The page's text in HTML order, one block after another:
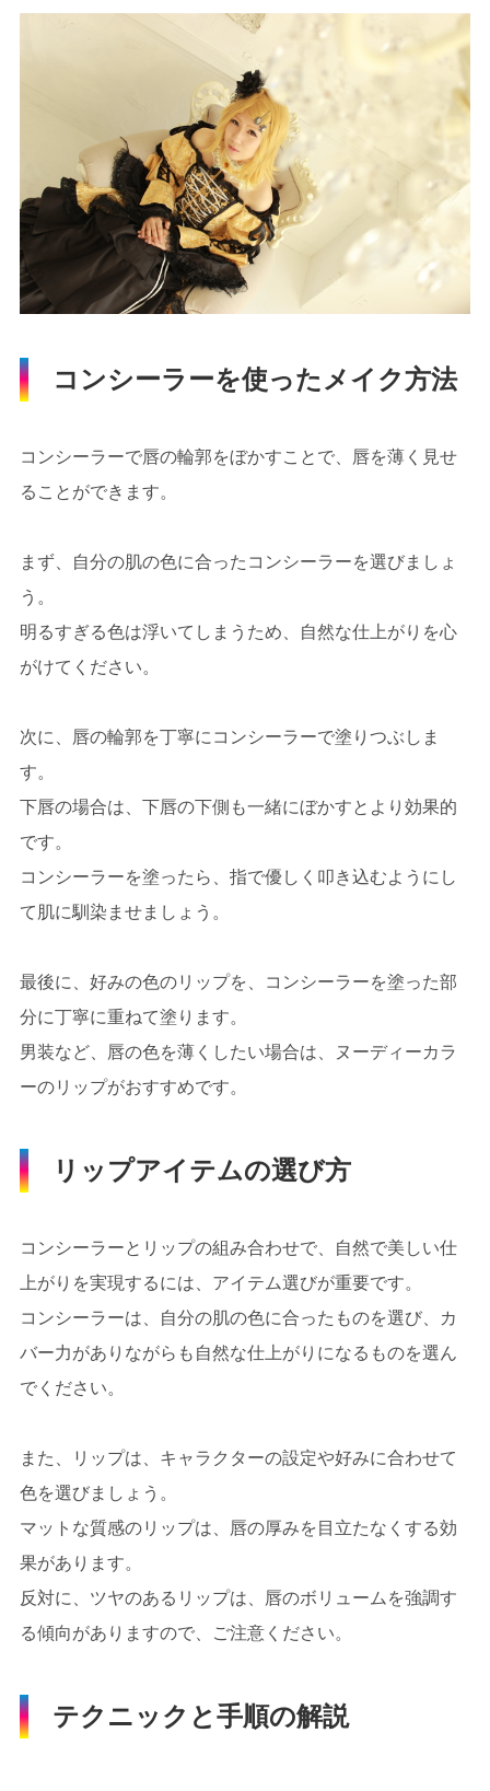
コンシーラーを使ったメイク方法
コンシーラーで唇の輪郭をぼかすことで、唇を薄く見せ
ることができます。
まず、自分の肌の色に合ったコンシーラーを選びましょ
う。
明るすぎる色は浮いてしまうため、自然な仕上がりを心
がけてください。
次に、唇の輪郭を丁寧にコンシーラーで塗りつぶしま
す。
下唇の場合は、下唇の下側も一緒にぼかすとより効果的
です。
コンシーラーを塗ったら、指で優しく叩き込むようにし
て肌に馴染ませましょう。
最後に、好みの色のリップを、コンシーラーを塗った部
分に丁寧に重ねて塗ります。
男装など、唇の色を薄くしたい場合は、ヌーディーカラ
ーのリップがおすすめです。
リップアイテムの選び方
コンシーラーとリップの組み合わせで、自然で美しい仕
上がりを実現するには、アイテム選びが重要です。
コンシーラーは、自分の肌の色に合ったものを選び、カ
バー力がありながらも自然な仕上がりになるものを選ん
でください。
また、リップは、キャラクターの設定や好みに合わせて
色を選びましょう。
マットな質感のリップは、唇の厚みを目立たなくする効
果があります。
反対に、ツヤのあるリップは、唇のボリュームを強調す
る傾向がありますので、ご注意ください。
テクニックと手順の解説